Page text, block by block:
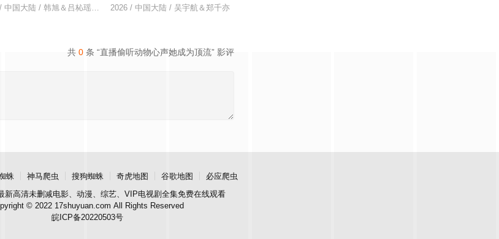
中国大陆 / 韩旭＆吕杺瑶＆魏尊＆夏清＆金林2026 / 中国大陆 / 吴宇航＆郑千亦
共 0 条 “直播偷听动物心声她成为顶流” 影评
蛛 神马爬虫 搜狗蜘蛛 奇虎地图 谷歌地图
必应爬虫
新高清未删减电影、动漫、综艺、VIP电视剧全集免费在线观看
© 2022 17shuyuan.com All Rights Reserved
皖ICP备20220503号